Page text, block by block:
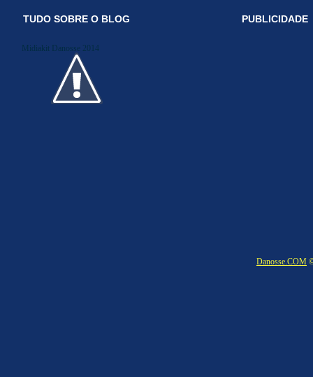
TUDO SOBRE O BLOG
Midiakit Danosse 2014
PUBLICIDADE
Danosse.COM